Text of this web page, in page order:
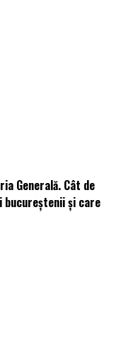
Generală. Cât de
bucureștenii și care